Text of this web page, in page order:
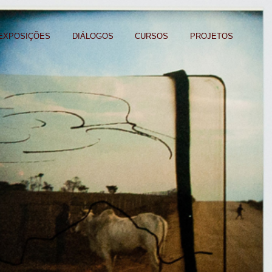
DIÁLOGOS CURSOS PROJETOS